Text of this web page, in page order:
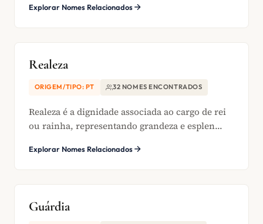
Explorar Nomes Relacionados
Realeza
ORIGEM/TIPO: PT 32 NOMES ENCONTRADOS
Realeza é a dignidade associada ao cargo de rei
ou rainha, representando grandeza e esplen...
Explorar Nomes Relacionados
Guárdia